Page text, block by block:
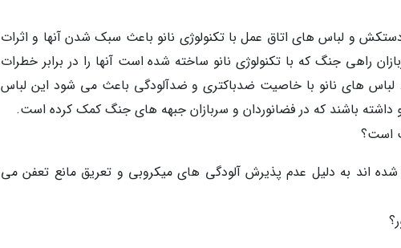
و لباس های اتاق عمل با تکنولوژی نانو باعث سبک شدن آنها و اثرات
راهی جنگ که با تکنولوژی نانو ساخته شده است آنها را در برابر خطرات
های نانو با خاصیت ضدباکتری و ضدآلودگی باعث می شود این لباس
باشند که در فضانوردان و سربازان جبهه های جنگ کمک کرده است.
است؟
اند به دلیل عدم پذیرش آلودگی های میکروبی و تعریق مانع تعفن می